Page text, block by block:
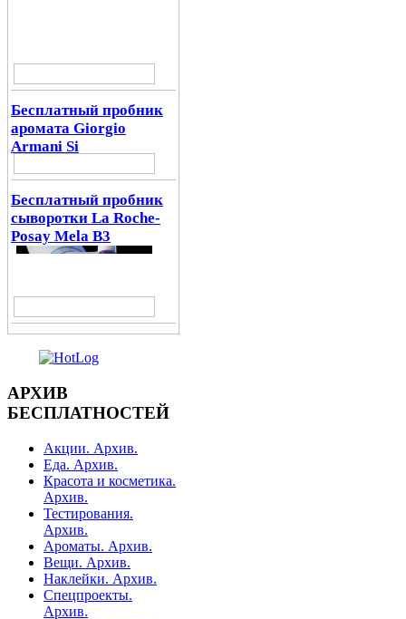
Бесплатный пробник
аромата Giorgio
Armani Si
Бесплатный пробник
сыворотки La Roche-
Posay Mela B3
АРХИВ
БЕСПЛАТНОСТЕЙ
Акции. Архив.
Еда. Архив.
Красота и косметика.
Архив.
Тестирования.
Архив.
Ароматы. Архив.
Вещи. Архив.
Наклейки. Архив.
Спецпроекты.
Архив.